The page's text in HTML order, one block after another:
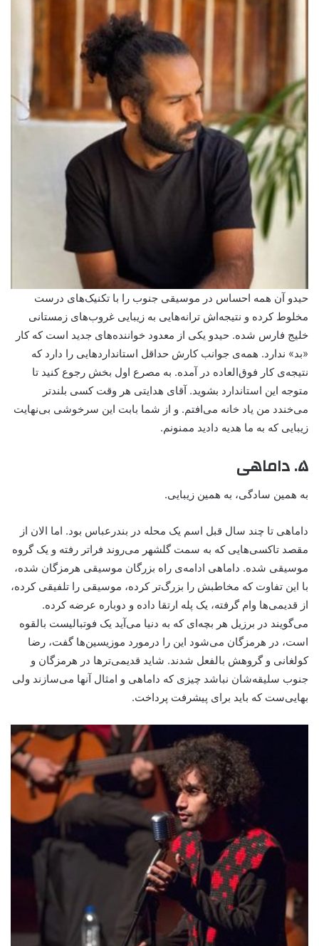
حیدو آن همه احساس در موسیقی جنوب را با تکنیک‌های درست
مخلوط کرده و نتیجه‌اش ترانه‌هایی به زیبایی غروب‌های زمستانی
خلیج فارس شده. حیدو یکی از معدود خواننده‌های جدید است که کار
«بد» ندارد. همه‌ی جوانب کارش حداقل استانداردهایی را دارد که
نتیجه‌ی کار فوق‌العاده در آمده. به مصرع اول بخش رجوع کنید تا
متوجه این استاندارد بشوید. آقای هدایتی هر وقت کسی بلندتر
می‌خندد من یاد خانه می‌افتم. و از شما بابت این سرخوشی بی‌نهایت
زیبایی که به ما هدیه دادید ممنونم.
۵. داماهی
به همین سادگی،‌ به همین زیبایی.
داماهی تا چند سال قبل اسم یک محله در بندرعباس بود. اما الان از
مقصد تاکسی‌هایی که به سمت گلشهر می‌روند فراتر رفته و یک گروه
موسیقی شده. داماهی ادامه‌ی راه بزرگان موسیقی هرمزگان شده،
با این تفاوت که مخاطبش را بزرگ‌تر کرده، موسیقی را تلفیقی کرده،
از قدیمی‌ها وام گرفته، یک پله ارتقا داده و دوباره عرضه کرده.
می‌گویند در برزیل هر بچه‌ای که به دنیا می‌آید یک فوتبالیست بالقوه‌
است، در‌ هرمزگان می‌شود این را در‌مورد موزیسین‌ها گفت، رضا
کولغانی‌ و گروهش بالفعل شدند. شاید قدیمی‌ترها در هرمزگان و
جنوب سلیقه‌شان نباشد چیزی که داماهی و امثال آنها می‌سازند ولی
بهایی‌ست که باید برای پیشرفت پرداخت.